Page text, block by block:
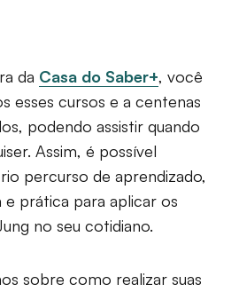
da Casa do Saber+, você
esses cursos e a centenas
podendo assistir quando
Assim, é possível
percurso de aprendizado,
prática para aplicar os
no seu cotidiano.
sobre como realizar suas